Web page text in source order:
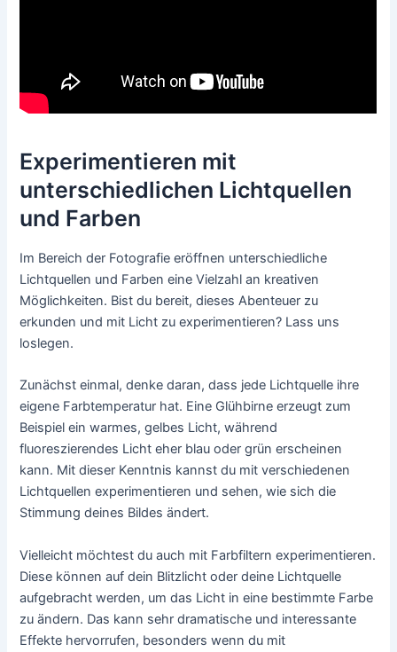
Experimentieren mit
unterschiedlichen Lichtquellen
und Farben
Im Bereich der Fotografie eröffnen unterschiedliche
Lichtquellen und Farben eine Vielzahl an kreativen
Möglichkeiten. Bist du bereit, dieses Abenteuer zu
erkunden und mit Licht zu experimentieren? Lass uns
loslegen.
Zunächst einmal, denke daran, dass jede Lichtquelle ihre
eigene Farbtemperatur hat. Eine Glühbirne erzeugt zum
Beispiel ein warmes, gelbes Licht, während
fluoreszierendes Licht eher blau oder grün erscheinen
kann. Mit dieser Kenntnis kannst du mit verschiedenen
Lichtquellen experimentieren und sehen, wie sich die
Stimmung deines Bildes ändert.
Vielleicht möchtest du auch mit Farbfiltern experimentieren.
Diese können auf dein Blitzlicht oder deine Lichtquelle
aufgebracht werden, um das Licht in eine bestimmte Farbe
zu ändern. Das kann sehr dramatische und interessante
Effekte hervorrufen, besonders wenn du mit